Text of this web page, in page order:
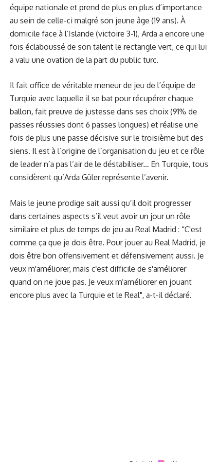
équipe nationale et prend de plus en plus d’importance
au sein de celle-ci malgré son jeune âge (19 ans). À
domicile face à l’Islande (victoire 3-1), Arda a encore une
fois éclaboussé de son talent le rectangle vert, ce qui lui
a valu une ovation de la part du public turc.
Il fait office de véritable meneur de jeu de l’équipe de
Turquie avec laquelle il se bat pour récupérer chaque
ballon, fait preuve de justesse dans ses choix (91% de
passes réussies dont 6 passes longues) et réalise une
fois de plus une passe décisive sur le troisième but des
siens. Il est à l’origine de l’organisation du jeu et ce rôle
de leader n’a pas l’air de le déstabiliser... En Turquie, tous
considèrent qu’Arda Güler représente l’avenir.
Mais le jeune prodige sait aussi qu’il doit progresser
dans certaines aspects s’il veut avoir un jour un rôle
similaire et plus de temps de jeu au Real Madrid : “C'est
comme ça que je dois être. Pour jouer au Real Madrid, je
dois être bon offensivement et défensivement aussi. Je
veux m'améliorer, mais c'est difficile de s'améliorer
quand on ne joue pas. Je veux m'améliorer en jouant
encore plus avec la Turquie et le Real", a-t-il déclaré.